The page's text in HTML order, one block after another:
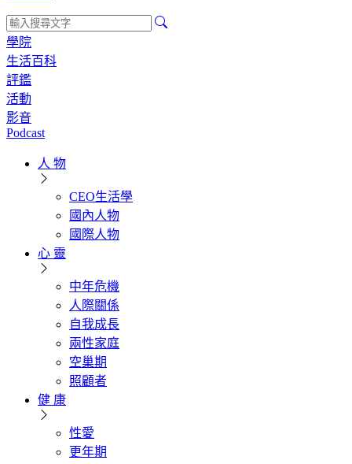
學院
生活百科
評鑑
活動
影音
Podcast
人 物
CEO生活學
國內人物
國際人物
心 靈
中年危機
人際關係
自我成長
兩性家庭
空巢期
照顧者
健 康
性愛
更年期